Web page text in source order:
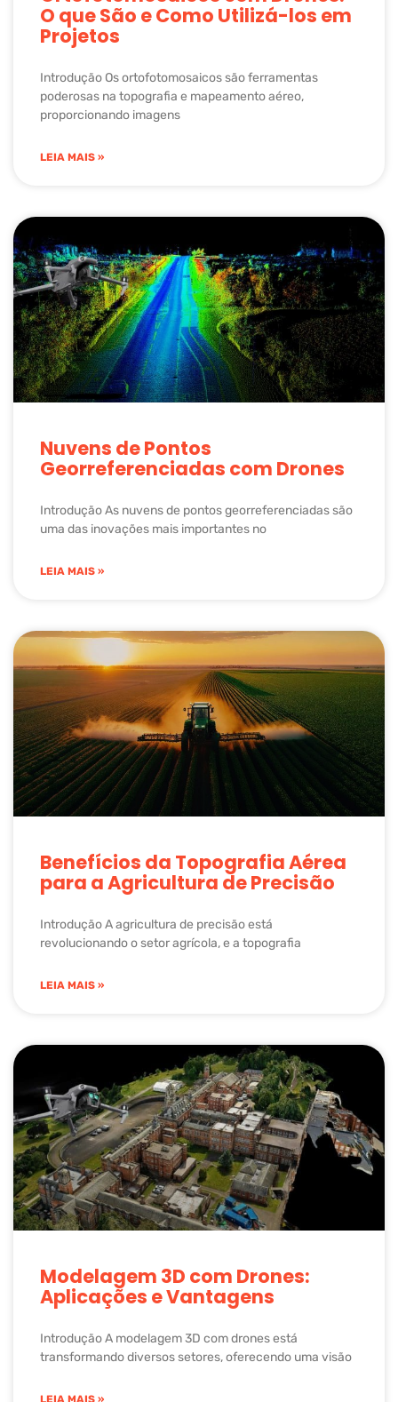
O que São e Como Utilizá-los em
Projetos
Introdução Os ortofotomosaicos são ferramentas
poderosas na topografia e mapeamento aéreo,
proporcionando imagens
LEIA MAIS »
Nuvens de Pontos
Georreferenciadas com Drones
Introdução As nuvens de pontos georreferenciadas são
uma das inovações mais importantes no
LEIA MAIS »
Benefícios da Topografia Aérea
para a Agricultura de Precisão
Introdução A agricultura de precisão está
revolucionando o setor agrícola, e a topografia
LEIA MAIS »
Modelagem 3D com Drones:
Aplicações e Vantagens
Introdução A modelagem 3D com drones está
transformando diversos setores, oferecendo uma visão
LEIA MAIS »